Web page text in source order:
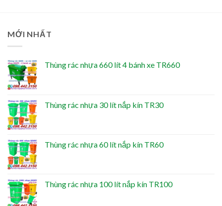
MỚI NHẤT
Thùng rác nhựa 660 lít 4 bánh xe TR660
Thùng rác nhựa 30 lít nắp kín TR30
Thùng rác nhựa 60 lít nắp kín TR60
Thùng rác nhựa 100 lít nắp kín TR100